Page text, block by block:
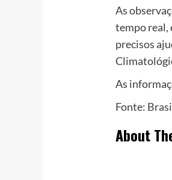
As
tempo real,
precisos
As
Fonte:
About